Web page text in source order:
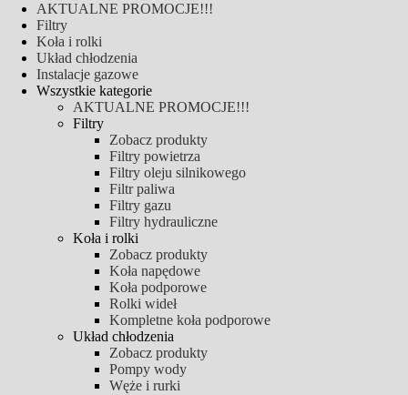
AKTUALNE PROMOCJE!!!
Filtry
Koła i rolki
Układ chłodzenia
Instalacje gazowe
Wszystkie kategorie
AKTUALNE PROMOCJE!!!
Filtry
Zobacz produkty
Filtry powietrza
Filtry oleju silnikowego
Filtr paliwa
Filtry gazu
Filtry hydrauliczne
Koła i rolki
Zobacz produkty
Koła napędowe
Koła podporowe
Rolki wideł
Kompletne koła podporowe
Układ chłodzenia
Zobacz produkty
Pompy wody
Węże i rurki